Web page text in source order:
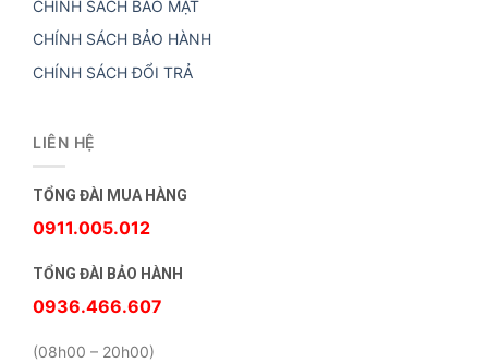
CHÍNH SÁCH BẢO MẬT
CHÍNH SÁCH BẢO HÀNH
CHÍNH SÁCH ĐỔI TRẢ
LIÊN HỆ
TỔNG ĐÀI MUA HÀNG
0911.005.012
TỔNG ĐÀI BẢO HÀNH
0936.466.607
(08h00 – 20h00)